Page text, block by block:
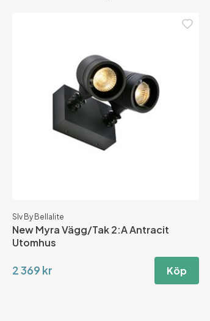
Slv By Bellalite
New Myra Vägg/Tak 2:A Antracit
Utomhus
2 369 kr Köp